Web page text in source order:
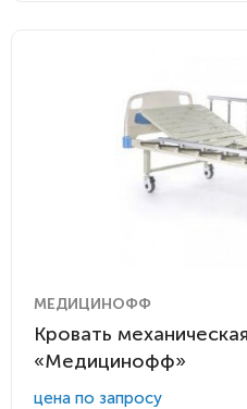
МЕДИЦИНОФФ
Кровать
«Медицинофф»
цена по запросу